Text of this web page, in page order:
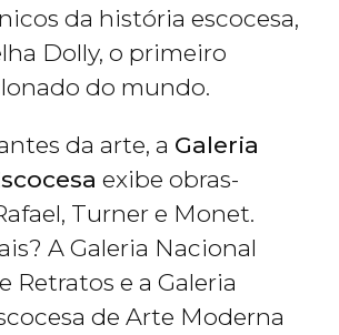
da história escocesa,
Dolly, o primeiro
do mundo.
da arte, a Galeria
exibe obras-
Turner e Monet.
A Galeria Nacional
Retratos e a Galeria
de Arte Moderna